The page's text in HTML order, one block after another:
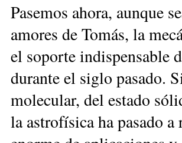
Pasemos ahora, aunque
amores de Tomás, la
el soporte indispensable
durante el siglo pasado.
molecular, del estado
la astrofísica ha pasado